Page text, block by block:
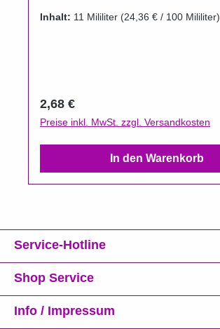
Inhalt: 11 Mililiter (24,36 € / 100 Mililiter)
Regulärer Preis:
2,68 €
Preise inkl. MwSt. zzgl. Versandkosten
In den Warenkorb
Service-Hotline
Shop Service
Info / Impressum